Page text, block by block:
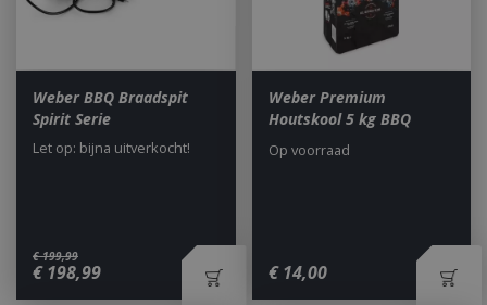
Weber BBQ Braadspit
Spirit Serie
€ 199,99
€ 198,99
Let op: bijna uitverkocht!
Weber Premium
Houtskool 5 kg BBQ
€ 14,00
Op voorraad